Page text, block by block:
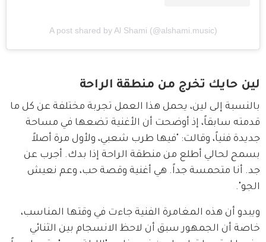
A post shared by Al Shami (@alshami.music)
لين حايك تخرج من منطقة الراحة
بالنسبة إلى لين، يحمل هذا العمل تجربة مختلفة عن كل ما
قدمته سابقاً، إذ أوضحت أن الأغنية تضعها في مساحة
جديدة فنياً، وقالت: "فيها طرب شعبي، ولأول مرة أصلاً
بسمح لحالي أطلع من منطقة الراحة إذا بدك. أجرب عن
جد. أنا متحمسة جداً. هي أغنية وقصة حب، وعم نعيش
الجو".
ويبدو أن هذه المغامرة الفنية جاءت في وقتها المناسب،
خاصة أن الجمهور سبق أن لاحظ الانسجام بين الثنائي